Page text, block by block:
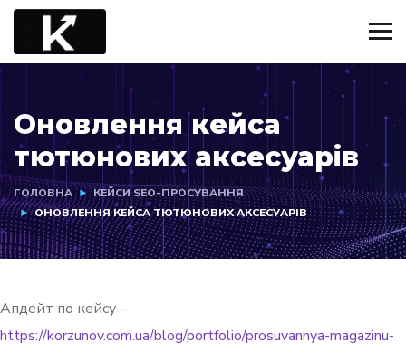
Оновлення кейса
тютюнових аксесуарів
ГОЛОВНА
КЕЙСИ SEO-ПРОСУВАННЯ
ОНОВЛЕННЯ КЕЙСА ТЮТЮНОВИХ АКСЕСУАРІВ
Апдейт по кейсу –
https://korzunov.com.ua/blog/portfolio/prosuvannya-magazinu-